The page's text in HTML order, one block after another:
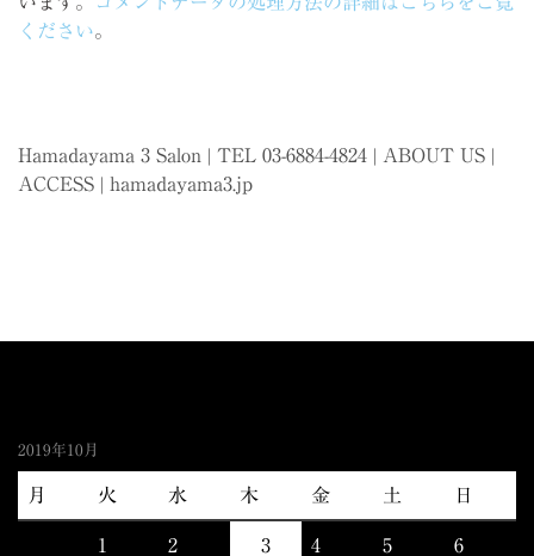
ください。
Hamadayama 3 Salon | TEL 03-6884-4824 | ABOUT US |
ACCESS | hamadayama3.jp
2019年10月
月 火 水 木 金 土 日
1 2 3 4 5 6